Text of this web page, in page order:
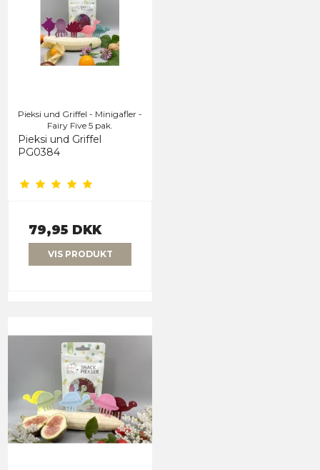
Pieksi und Griffel - Minigafler -
Fairy Five 5 pak.
Pieksi und Griffel
PG0384
79,95 DKK
VIS PRODUKT